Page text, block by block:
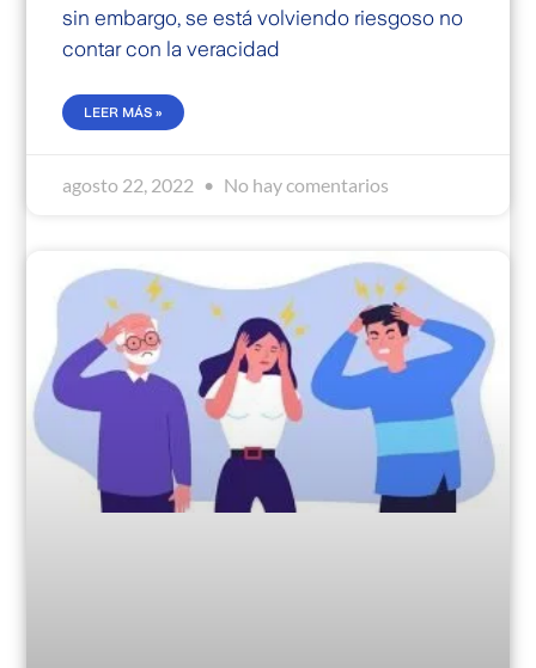
sin embargo, se está volviendo riesgoso no
contar con la veracidad
LEER MÁS »
agosto 22, 2022 No hay comentarios